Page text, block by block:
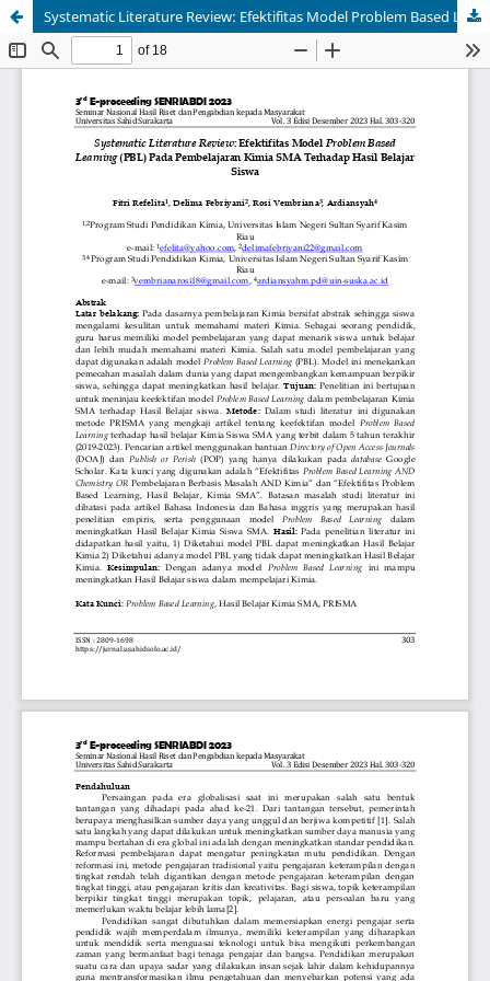
Systematic Literature Review: Efektifitas Model Problem Based Learning (PBL) Pada Pembelajaran Kimia SMA Terhadap Hasil Belajar Siswa